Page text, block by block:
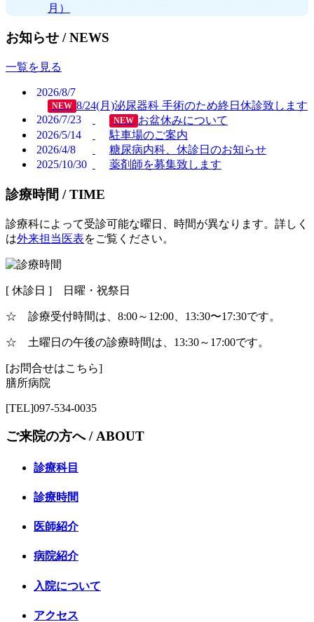
月）
お知らせ /NEWS
一覧を見る
2026/8/7
NEW 8/24(月)泌尿器科 手術のため終日休診致します
2026/7/23
NEW お盆休みについて
2026/5/14
駐車場のご案内
2026/4/8
糖尿病内科、休診日のお知らせ
2025/10/30
薬剤師を募集致します
診療時間 /TIME
診療科によって受診可能な曜日、時間が異なります。詳しく
は外来担当医表をご覧ください。
[ 休診日 ] 日曜・祝祭日
☆ 診療受付時間は、8:00～12:00、13:30〜17:30です。
☆ 土曜日の午後の診療時間は、13:30～17:00です。
[お問合せはこちら]
膳所病院
[TEL]097-534-0035
ご来院の方へ /ABOUT
診療科目
診療時間
医師紹介
病院紹介
入院について
アクセス